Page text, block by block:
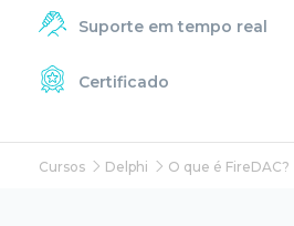
Suporte em tempo real
Certificado
Cursos Delphi O que é FireDAC?